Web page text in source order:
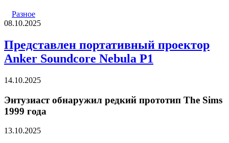
Разное
08.10.2025
Представлен портативный проектор
Anker Soundcore Nebula P1
14.10.2025
Энтузиаст обнаружил редкий прототип The Sims
1999 года
13.10.2025